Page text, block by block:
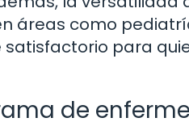
áreas como
para
de